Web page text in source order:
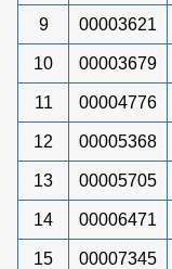
9 00003621
10 00003679
11 00004776
12 00005368
13 00005705
14 00006471
15 00007345